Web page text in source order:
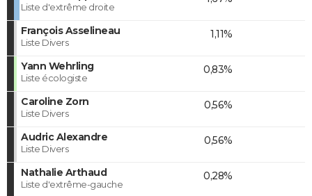
Liste d'extrême droite
François Asselineau
Liste Divers
1,11%
Yann Wehrling
Liste écologiste
0,83%
Caroline Zorn
Liste Divers
0,56%
Audric Alexandre
Liste Divers
0,56%
Nathalie Arthaud
Liste d'extrême-gauche
0,28%